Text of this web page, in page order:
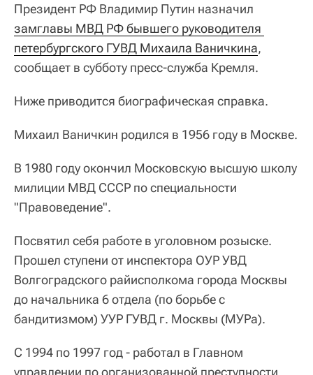
Президент РФ Владимир Путин назначил
замглавы МВД РФ бывшего руководителя
петербургского ГУВД Михаила Ваничкина,
сообщает в субботу пресс-служба Кремля.
Ниже приводится биографическая справка.
Михаил Ваничкин родился в 1956 году в Москве.
В 1980 году окончил Московскую высшую школу
милиции МВД СССР по специальности
"Правоведение".
Посвятил себя работе в уголовном розыске.
Прошел ступени от инспектора ОУР УВД
Волгоградского райисполкома города Москвы
до начальника 6 отдела (по борьбе с
бандитизмом) УУР ГУВД г. Москвы (МУРа).
С 1994 по 1997 год - работал в Главном
управлении по организованной преступности